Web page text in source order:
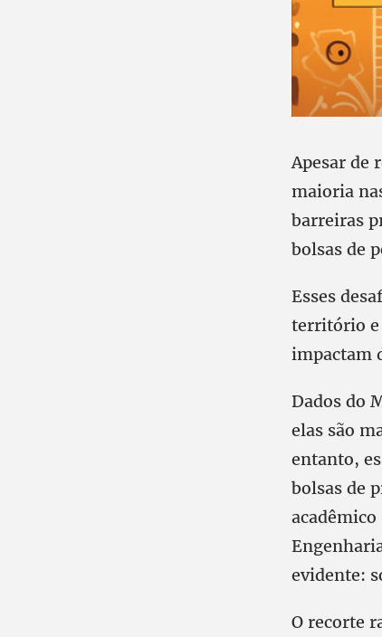
Apesar de
maioria
barreiras
bolsas de
Esses
território e
impactam
Dados do
elas são
entanto,
bolsas de
evidente:
O recorte